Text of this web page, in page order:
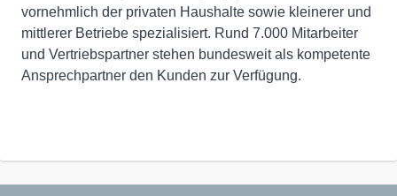
vornehmlich der privaten Haushalte sowie kleinerer und
mittlerer Betriebe spezialisiert. Rund 7.000 Mitarbeiter
und Vertriebspartner stehen bundesweit als kompetente
Ansprechpartner den Kunden zur Verfügung.